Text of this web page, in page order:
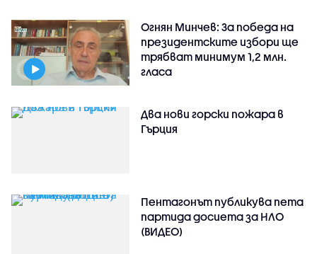
Огнян Минчев: За победа на
президентските избори ще
трябват минимум 1,2 млн.
гласа
Два нови горски пожара в
Гърция
Пентагонът публикува пета
партида досиета за НЛО
(ВИДЕО)